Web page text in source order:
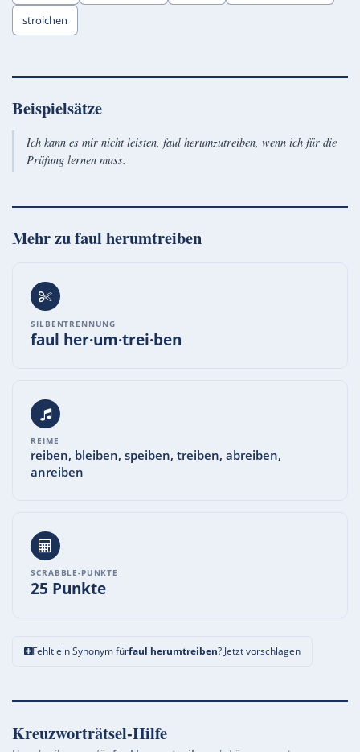
strolchen
Beispielsätze
Ich kann es mir nicht leisten, faul herumzutreiben, wenn ich für die
Prüfung lernen muss.
Mehr zufaul herumtreiben
SILBENTRENNUNG
faul her·um·trei·ben
REIME
reiben, bleiben, speiben, treiben, abreiben,
anreiben
SCRABBLE-PUNKTE
25 Punkte
Fehlt ein Synonym fürfaul herumtreiben? Jetzt vorschlagen
Kreuzworträtsel-Hilfe